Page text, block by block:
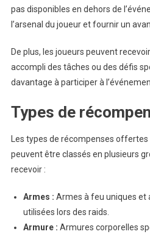
pas disponibles en dehors de
l’arsenal du joueur et fournir un
De plus, les joueurs peuvent
accompli des tâches ou des défis
davantage à participer à
Types de
Les types de récompenses
peuvent être classés en plusieurs
recevoir :
Armes : Armes à feu uniques et
utilisées lors des raids.
Armure : Armures corporelles